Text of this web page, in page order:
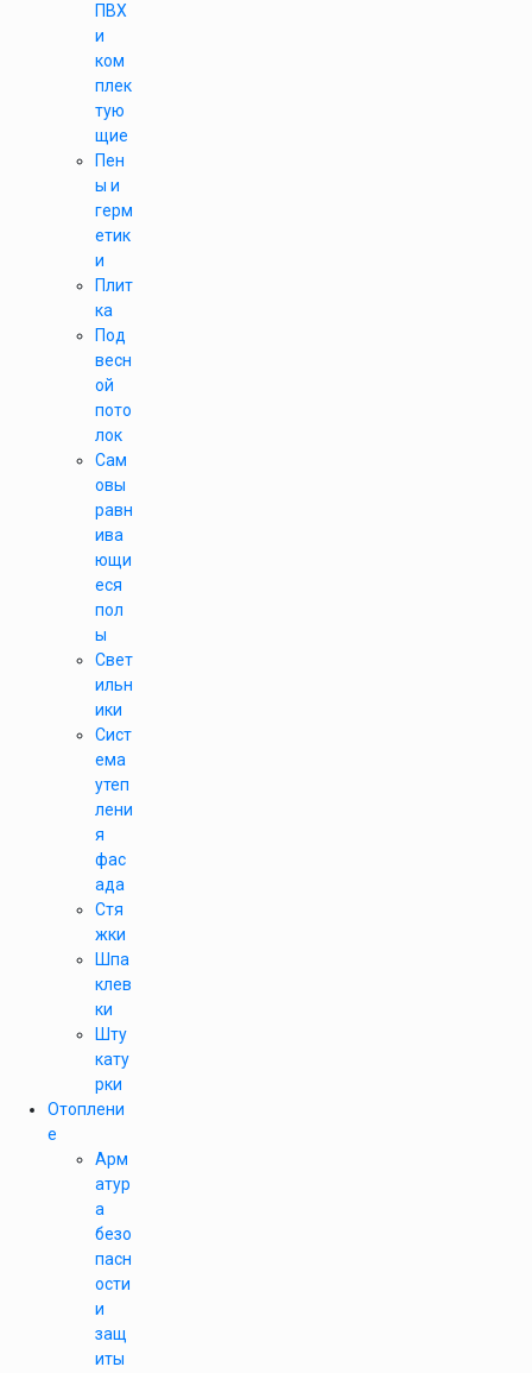
ПВХ
и
ком
плек
тую
щие
Пен
ы и
герм
етик
и
Плит
ка
Под
весн
ой
пото
лок
Сам
овы
равн
ива
ющи
еся
пол
ы
Свет
ильн
ики
Сист
ема
утеп
лени
я
фас
ада
Стя
жки
Шпа
клев
ки
Шту
кату
рки
Отоплени
е
Арм
атур
а
безо
пасн
ости
и
защ
иты